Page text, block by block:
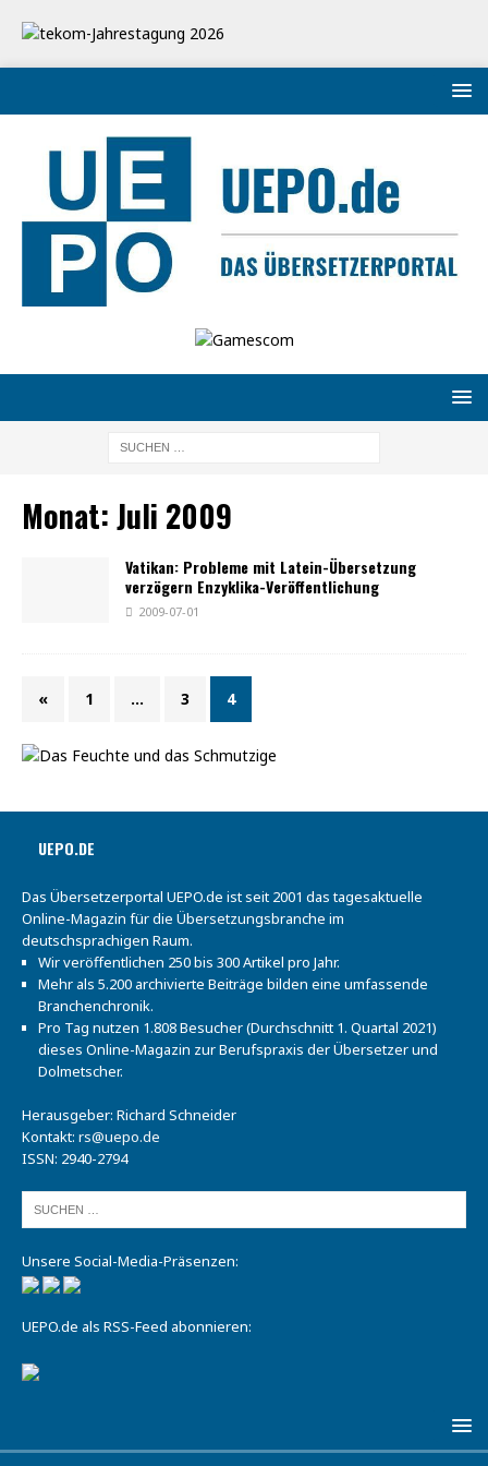
Monat:Juli 2009
Vatikan: Probleme mit Latein-Übersetzung
verzögern Enzyklika-Veröffentlichung
2009-07-01
« 1 … 3 4
UEPO.DE
Das Übersetzerportal UEPO.de ist seit 2001 das tagesaktuelle
Online-Magazin für die Übersetzungsbranche im
deutschsprachigen Raum.
Wir veröffentlichen 250 bis 300 Artikel pro Jahr.
Mehr als 5.200 archivierte Beiträge bilden eine umfassende
Branchenchronik.
Pro Tag nutzen 1.808 Besucher (Durchschnitt 1. Quartal 2021)
dieses Online-Magazin zur Berufspraxis der Übersetzer und
Dolmetscher.
Herausgeber: Richard Schneider
Kontakt: rs@uepo.de
ISSN: 2940-2794
Unsere Social-Media-Präsenzen:
UEPO.de als RSS-Feed abonnieren: